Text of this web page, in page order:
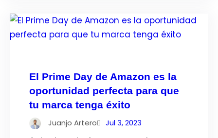
El Prime Day de Amazon es la
oportunidad perfecta para que
tu marca tenga éxito
Juanjo Artero Jul 3, 2023